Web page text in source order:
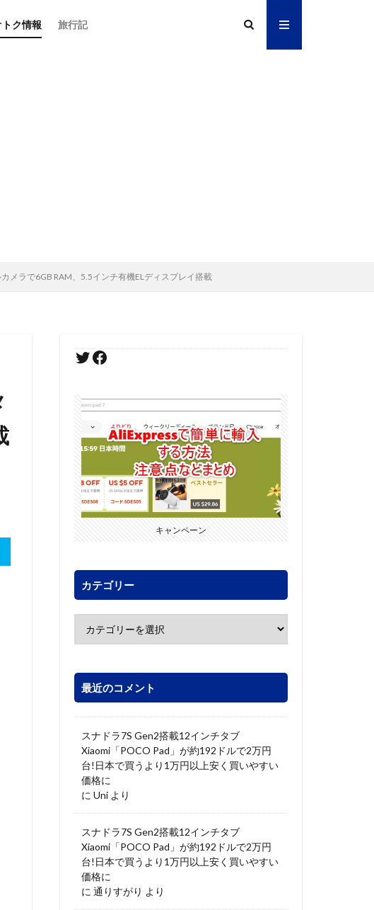
トク情報 旅行記
メラで6GB RAM、5.5インチ有機ELディスプレイ搭載
キャンペーン
カテゴリー
最近のコメント
スナドラ7S Gen2搭載12インチタブ
Xiaomi「POCO Pad」が約192ドルで2万円
台!日本で買うより1万円以上安く買いやすい
価格に
に Uni より
スナドラ7S Gen2搭載12インチタブ
Xiaomi「POCO Pad」が約192ドルで2万円
台!日本で買うより1万円以上安く買いやすい
価格に
に 通りすがり より